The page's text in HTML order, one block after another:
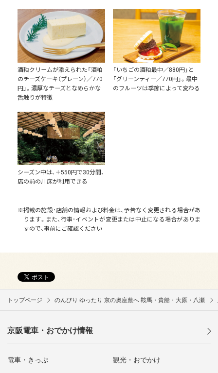
酒粕クリームが添えられた「酒粕
のチーズケーキ（プレーン）／770
円」。濃厚なチーズとなめらかな
舌触りが特徴
「いちごの酒粕最中／880円」と
「グリーンティー／770円」。最中
のフルーツは季節によって変わる
シーズン中は、＋550円で30分間、
店の前の川床が利用できる
※掲載の施設･店舗の情報および料金は、予告なく変更される場合があ
ります。また、行事･イベントが変更または中止になる場合がありま
すので、事前にご確認ください
トップページ のんびり ゆったり 京の奥座敷へ 鞍馬・貴船・大原・八瀬
京阪電車・おでかけ情報
電車・きっぷ 観光・おでかけ